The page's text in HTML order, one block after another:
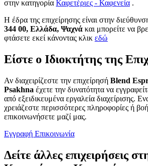
στην κατηγορία Καφετέριες - Καφενεία .
H έδρα της επιχείρησης είναι στην
344 00, Ελλάδα, Ψαχνά και μπορείτε να
φτάσετε εκεί κάνοντας κλικ εδώ
Είστε ο Ιδιοκτήτης της
Αν διαχειρίζεστε την επιχείρησή Blend
Psakhna έχετε την δυνατότητα να
από εξειδικευμένα εργαλεία διαχείρισης.
χρειάζεστε περισσότερες πληροφορίες ή
επικοινωνήσετε μαζί μας.
Εγγραφή Επικοινωνία
Δείτε άλλες επιχειρήσεις